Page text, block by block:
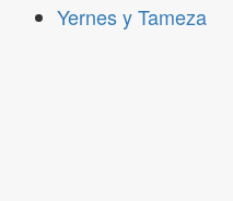
Yernes y Tameza